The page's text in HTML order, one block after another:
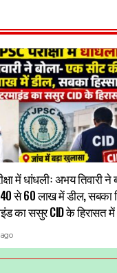
में धांधलीः अभय तिवारी
से 60 लाख में डील, सबका
का ससुर CID के हिरासत में